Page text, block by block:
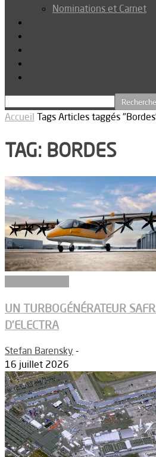
Nominations et Carnet
Accueil Tags Articles taggés
TAG: BORDES
UN TURBOGÉNÉRATEUR
D’ELECTRA
Stefan Barensky -
16 juillet 2026